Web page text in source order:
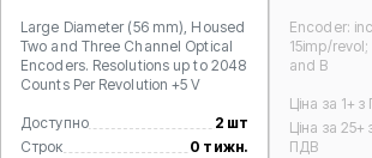
Large Diameter (56 mm), Housed
Two and Three Channel Optical
Encoders. Resolutions up to 2048
Counts Per Revolution +5 V
Доступно
2 шт
Строк
0 тижн.
Encoder:
15imp/
and B
Ціна за 1+
Ціна за 25+
ПДВ